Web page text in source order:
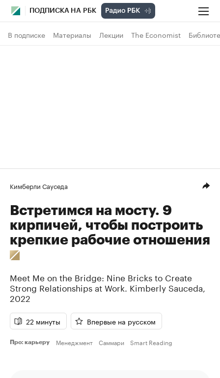
ПОДПИСКА НА РБК
В подписке Материалы Лекции The Economist
Кимберли Сауседа
Встретимся на мосту. 9
кирпичей, чтобы построить
крепкие рабочие отношения
Meet Me on the Bridge: Nine Bricks to Create
Strong Relationships at Work. Kimberly Sauceda
2022
22 минуты Впервые на русском
Про: карьеру Менеджмент Саммари Smart Reading